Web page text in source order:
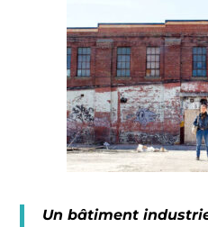
Un bâtiment